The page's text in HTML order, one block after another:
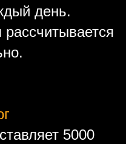
день.
5000